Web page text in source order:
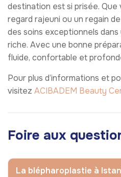
destination est si prisée.
regard rajeuni ou un regain
des soins exceptionnels
riche. Avec une bonne
fluide, confortable et
Pour plus d’informations et
visitez ACIBADEM Beauty
Foire aux
La blépharoplastie à